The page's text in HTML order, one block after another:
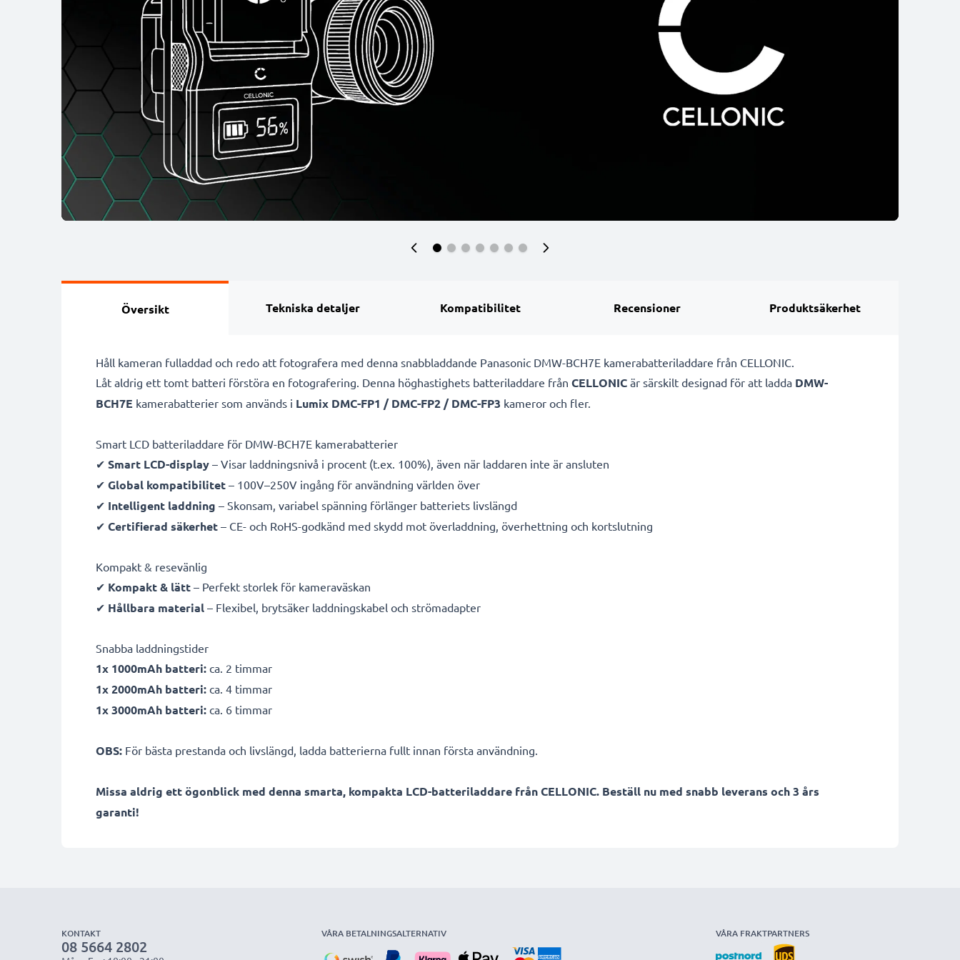
Översikt Tekniska detaljer Kompatibilitet Recensioner Produktsäkerhet
Håll kameran fulladdad och redo att fotografera med denna snabbladdande Panasonic DMW-BCH7E kamerabatteriladdare från CELLONIC.
Låt aldrig ett tomt batteri förstöra en fotografering. Denna höghastighets batteriladdare från CELLONIC är särskilt designad för att ladda DMW-
BCH7E kamerabatterier som används i Lumix DMC-FP1 / DMC-FP2 / DMC-FP3 kameror och fler.
Smart LCD batteriladdare för DMW-BCH7E kamerabatterier
✔ Smart LCD-display – Visar laddningsnivå i procent (t.ex. 100%), även när laddaren inte är ansluten
✔ Global kompatibilitet – 100V–250V ingång för användning världen över
✔ Intelligent laddning – Skonsam, variabel spänning förlänger batteriets livslängd
✔ Certifierad säkerhet – CE- och RoHS-godkänd med skydd mot överladdning, överhettning och kortslutning
Kompakt & resevänlig
✔ Kompakt & lätt – Perfekt storlek för kameraväskan
✔ Hållbara material – Flexibel, brytsäker laddningskabel och strömadapter
Snabba laddningstider
1x 1000mAh batteri: ca. 2 timmar
1x 2000mAh batteri: ca. 4 timmar
1x 3000mAh batteri: ca. 6 timmar
OBS: För bästa prestanda och livslängd, ladda batterierna fullt innan första användning.
Missa aldrig ett ögonblick med denna smarta, kompakta LCD-batteriladdare från CELLONIC. Beställ nu med snabb leverans och 3 års
garanti!
KONTAKT
08 5664 2802
VÅRA BETALNINGSALTERNATIV VÅRA FRAKTPARTNERS